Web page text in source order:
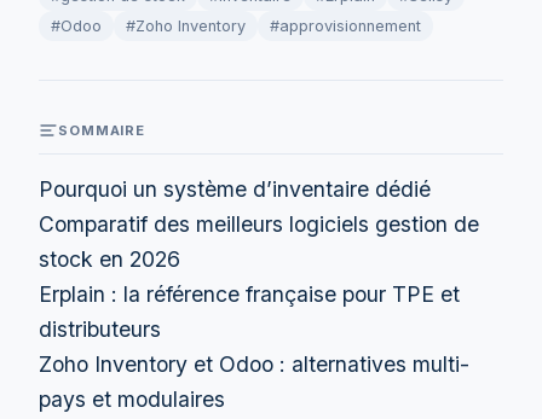
#Odoo
#Zoho Inventory #approvisionnement
SOMMAIRE
Pourquoi un système d’inventaire dédié
Comparatif des meilleurs logiciels gestion de
stock en 2026
Erplain : la référence française pour TPE et
distributeurs
Zoho Inventory et Odoo : alternatives multi-
pays et modulaires